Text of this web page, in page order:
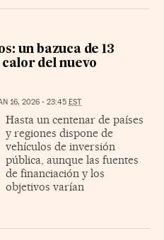
un bazuca de 13
del nuevo
16, 2026 - 23:45 EST
Hasta un centenar de países
y regiones dispone de
vehículos de inversión
pública, aunque las fuentes
de financiación y los
objetivos varían